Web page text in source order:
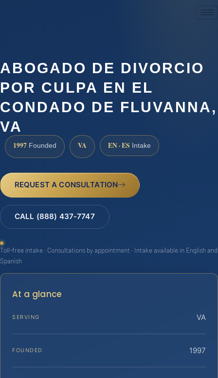
ABOGADO DE DIVORCIO
POR CULPA EN EL
CONDADO DE FLUVANNA,
VA
1997 Founded VA EN · ES Intake
REQUEST A CONSULTATION
CALL (888) 437-7747
Toll-free intake · Consultations by appointment · Intake available in English and
Spanish
At a glance
SERVING VA
FOUNDED 1997